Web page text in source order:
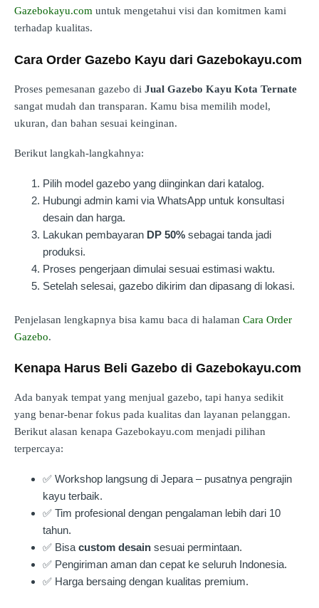
Gazebokayu.com untuk mengetahui visi dan komitmen kami
terhadap kualitas.
Cara Order Gazebo Kayu dari Gazebokayu.com
Proses pemesanan gazebo di Jual Gazebo Kayu Kota Ternate
sangat mudah dan transparan. Kamu bisa memilih model,
ukuran, dan bahan sesuai keinginan.
Berikut langkah-langkahnya:
Pilih model gazebo yang diinginkan dari katalog.
Hubungi admin kami via WhatsApp untuk konsultasi
desain dan harga.
Lakukan pembayaran DP 50% sebagai tanda jadi
produksi.
Proses pengerjaan dimulai sesuai estimasi waktu.
Setelah selesai, gazebo dikirim dan dipasang di lokasi.
Penjelasan lengkapnya bisa kamu baca di halaman Cara Order
Gazebo.
Kenapa Harus Beli Gazebo di Gazebokayu.com
Ada banyak tempat yang menjual gazebo, tapi hanya sedikit
yang benar-benar fokus pada kualitas dan layanan pelanggan.
Berikut alasan kenapa Gazebokayu.com menjadi pilihan
terpercaya:
✅ Workshop langsung di Jepara – pusatnya pengrajin
kayu terbaik.
✅ Tim profesional dengan pengalaman lebih dari 10
tahun.
✅ Bisa custom desain sesuai permintaan.
✅ Pengiriman aman dan cepat ke seluruh Indonesia.
✅ Harga bersaing dengan kualitas premium.